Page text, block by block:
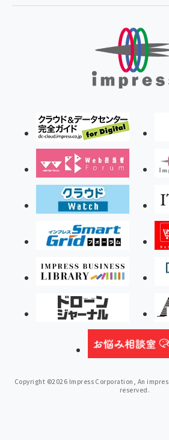
Copyright ©2026 Impress Corporation, An
reserved.